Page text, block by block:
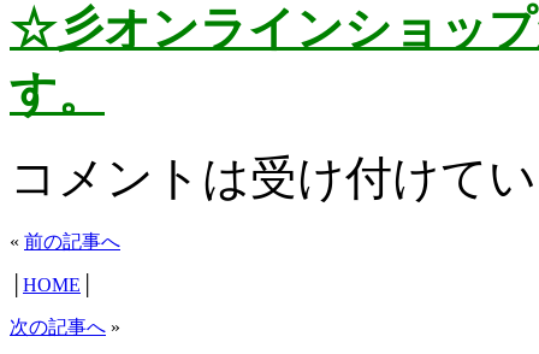
☆彡オンラインショッ
す。
コメントは受け付けて
« 前の記事へ
HOME
次の記事へ »